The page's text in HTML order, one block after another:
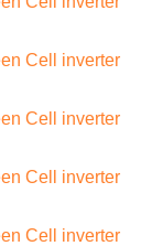
Cell inverter
Cell inverter
Cell inverter
Cell inverter